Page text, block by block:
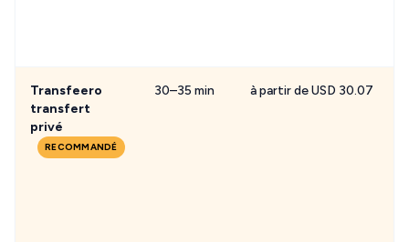
Transfeero
transfert
privé
RECOMMANDÉ
30–35 min à partir de USD 30.07